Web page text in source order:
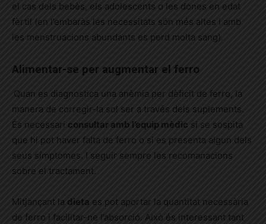
el cas dels bebès, els adolescents o les dones en edat
fèrtil (en l’embaràs les necessitats són més altes i amb
les menstruacions abundants es perd molta sang).
Alimentar-se per augmentar el ferro
Quan es diagnostica una anèmia per dèficit de ferro, la
manera de corregir-la sol ser a través dels suplements.
És necessari consultar amb l’equip mèdic si se sospita
que hi pot haver falta de ferro o si es presenta algun dels
seus símptomes. I seguir sempre les recomanacions
sobre el tractament.
Mitjançant la dieta es pot aportar la quantitat necessària
de ferro i facilitar-ne l’absorció. Això és interessant tant